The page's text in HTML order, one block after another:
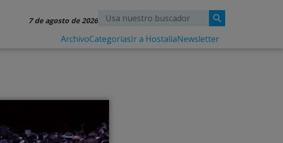
7 de agosto de 2026
ArchivoCategoríasIr a HostaliaNewsletter